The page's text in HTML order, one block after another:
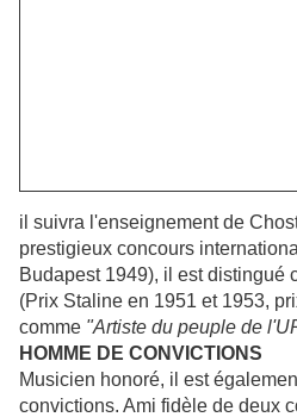
il suivra l'enseignement de
prestigieux concours
Budapest 1949), il est distingué
(Prix Staline en 1951 et 1953,
comme "Artiste du peuple de
HOMME DE CONVICTIONS
Musicien honoré, il est
convictions. Ami fidèle de deux